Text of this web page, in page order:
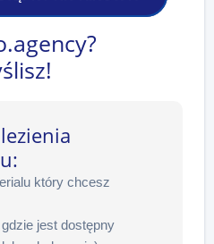
który chcesz
gdzie jest dostępny